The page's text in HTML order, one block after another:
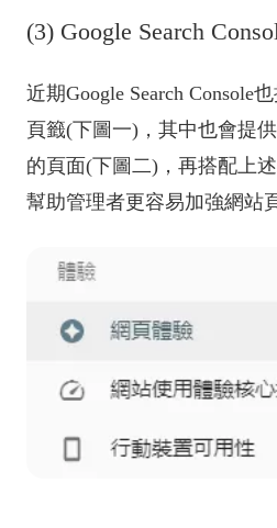
(3) Google Search
近期Google Search Console
頁籤(下圖一)，其中也會提
的頁面(下圖二)，再搭配上
幫助管理者更容易加強網站